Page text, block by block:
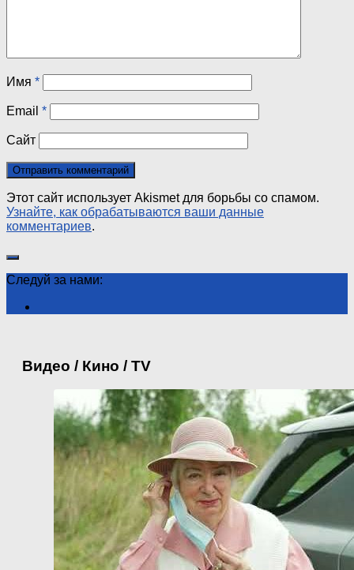
Имя *
Email *
Сайт
Этот сайт использует Akismet для борьбы со спамом.
Узнайте, как обрабатываются ваши данные
комментариев.
Следуй за нами:
Видео / Кино / TV